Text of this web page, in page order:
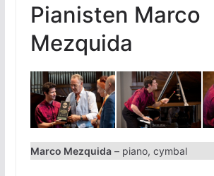
Pianisten Marco
Mezquida
Marco Mezquida– piano, cymbal